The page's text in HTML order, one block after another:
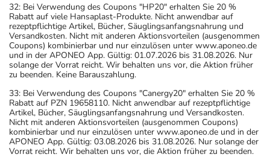
32: Bei Verwendung des Coupons "HP20" erhalten Sie 20 %
Rabatt auf viele Hansaplast-Produkte. Nicht anwendbar auf
rezeptpflichtige Artikel, Bücher, Säuglingsanfangsnahrung und
Versandkosten. Nicht mit anderen Aktionsvorteilen (ausgenommen
Coupons) kombinierbar und nur einzulösen unter www.aponeo.de
und in der APONEO App. Gültig: 01.07.2026 bis 31.08.2026. Nur
solange der Vorrat reicht. Wir behalten uns vor, die Aktion früher
zu beenden. Keine Barauszahlung.
33: Bei Verwendung des Coupons "Canergy20" erhalten Sie 20 %
Rabatt auf PZN 19658110. Nicht anwendbar auf rezeptpflichtige
Artikel, Bücher, Säuglingsanfangsnahrung und Versandkosten.
Nicht mit anderen Aktionsvorteilen (ausgenommen Coupons)
kombinierbar und nur einzulösen unter www.aponeo.de und in der
APONEO App. Gültig: 03.08.2026 bis 31.08.2026. Nur solange der
Vorrat reicht. Wir behalten uns vor, die Aktion früher zu beenden.